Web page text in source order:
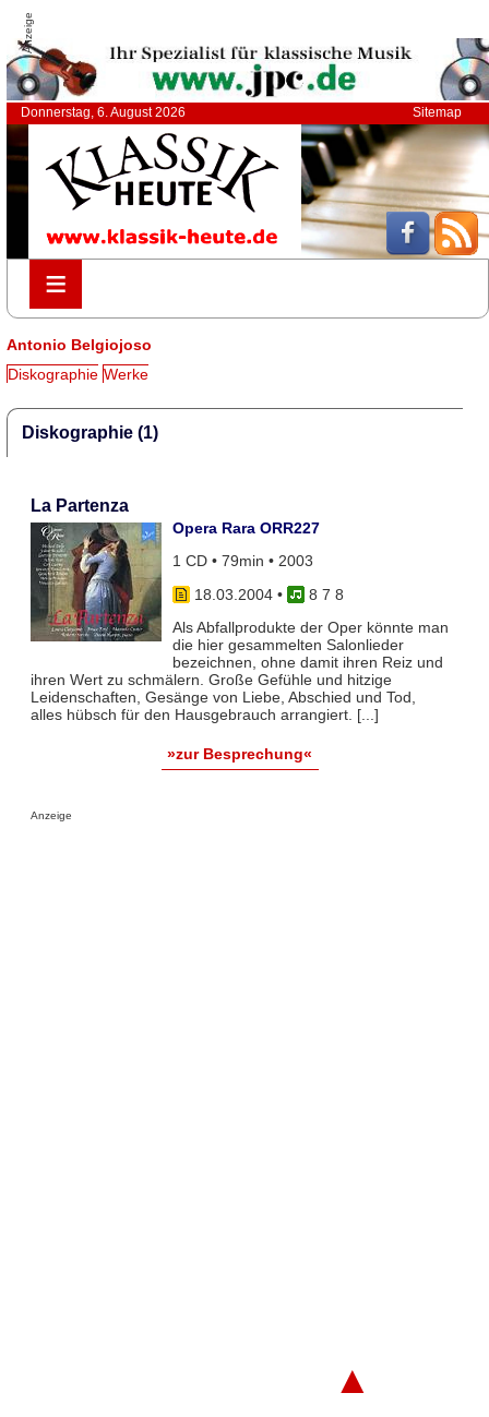
Anzeige
Donnerstag, 6. August 2026 Sitemap
≡
≡
Antonio Belgiojoso
Diskographie Werke
Diskographie (1)
La Partenza
Opera Rara ORR227
1 CD • 79min • 2003
18.03.2004•
8 7 8
Als Abfallprodukte der Oper könnte man
die hier gesammelten Salonlieder
bezeichnen, ohne damit ihren Reiz und
ihren Wert zu schmälern. Große Gefühle und hitzige
Leidenschaften, Gesänge von Liebe, Abschied und Tod,
alles hübsch für den Hausgebrauch arrangiert. [...]
»zur Besprechung«
Anzeige
▲